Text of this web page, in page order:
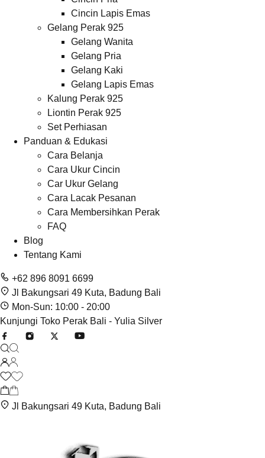
Cincin Lapis Emas
Gelang Perak 925
Gelang Wanita
Gelang Pria
Gelang Kaki
Gelang Lapis Emas
Kalung Perak 925
Liontin Perak 925
Set Perhiasan
Panduan & Edukasi
Cara Belanja
Cara Ukur Cincin
Car Ukur Gelang
Cara Lacak Pesanan
Cara Membersihkan Perak
FAQ
Blog
Tentang Kami
+62 896 8091 6699
Jl Bakungsari 49 Kuta, Badung Bali
Mon-Sun: 10:00 - 20:00
Kunjungi Toko Perak Bali - Yulia Silver
Jl Bakungsari 49 Kuta, Badung Bali